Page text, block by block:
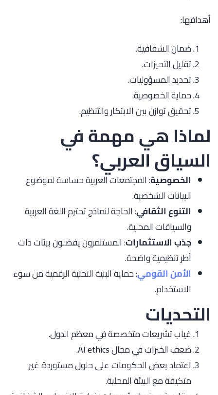
أهدافها:
ضمان الشفافية.
تقليل التحيزات.
تحديد المسؤوليات.
حماية الخصوصية.
تحقيق توازن بين الابتكار والتنظيم.
لماذا هي مهمة في
السياق العربي؟
الخصوصية: المجتمعات العربية حساسة لموضوع
البيانات الشخصية.
التنوع الثقافي: الحاجة لنماذج تحترم اللغة العربية
والسياقات المحلية.
جذب الاستثمارات: المستثمرون يفضلون بيئات ذات
أطر تنظيمية واضحة.
الأمن القومي: حماية البنية التحتية الرقمية من سوء
الاستخدام.
التحديات
غياب تشريعات متخصصة في معظم الدول.
ضعف الخبرات في مجال AI ethics.
اعتماد بعض الحكومات على حلول مستوردة غير
متكيفة مع البيئة المحلية.